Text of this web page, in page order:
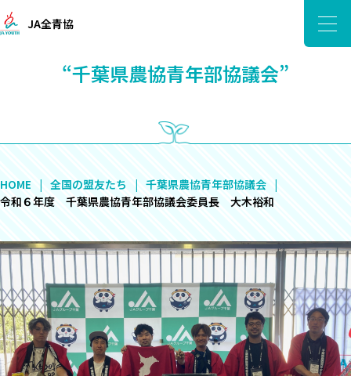
JA全青協
“千葉県農協青年部協議会”
HOME 全国の盟友たち
千葉県農協青年部協議会
令和６年度 千葉県農協青年部協議会委員長 大木裕和